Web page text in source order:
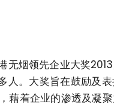
烟领先企业大奖
人。大奖旨在鼓励及
藉着企业的渗透及凝